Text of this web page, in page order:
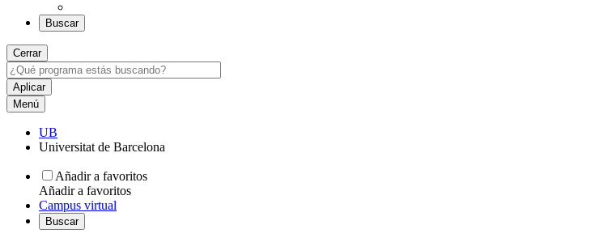
Buscar
Cerrar
Menú
UB
Universitat de Barcelona
Añadir a favoritos
Añadir a favoritos
Campus virtual
Buscar